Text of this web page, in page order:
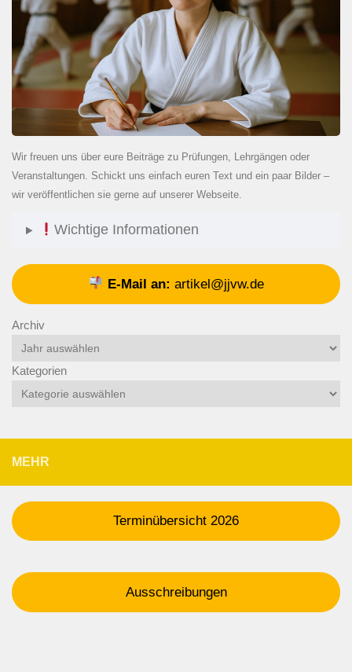
Wir freuen uns über eure Beiträge zu Prüfungen, Lehrgängen oder
Veranstaltungen. Schickt uns einfach euren Text und ein paar Bilder –
wir veröffentlichen sie gerne auf unserer Webseite.
Wichtige Informationen
E-Mail an: artikel@jjvw.de
Archiv
Kategorien
MEHR
Terminübersicht 2026
Ausschreibungen